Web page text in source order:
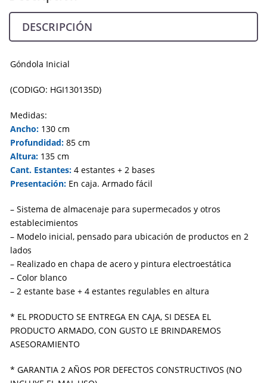
DESCRIPCIÓN
Góndola Inicial
(CODIGO: HGI130135D)
Medidas:
Ancho: 130 cm
Profundidad: 85 cm
Altura: 135 cm
Cant. Estantes: 4 estantes + 2 bases
Presentación: En caja. Armado fácil
– Sistema de almacenaje para supermecados y otros
establecimientos
– Modelo inicial, pensado para ubicación de productos en 2
lados
– Realizado en chapa de acero y pintura electroestática
– Color blanco
– 2 estante base + 4 estantes regulables en altura
* EL PRODUCTO SE ENTREGA EN CAJA, SI DESEA EL
PRODUCTO ARMADO, CON GUSTO LE BRINDAREMOS
ASESORAMIENTO
* GARANTIA 2 AÑOS POR DEFECTOS CONSTRUCTIVOS (NO